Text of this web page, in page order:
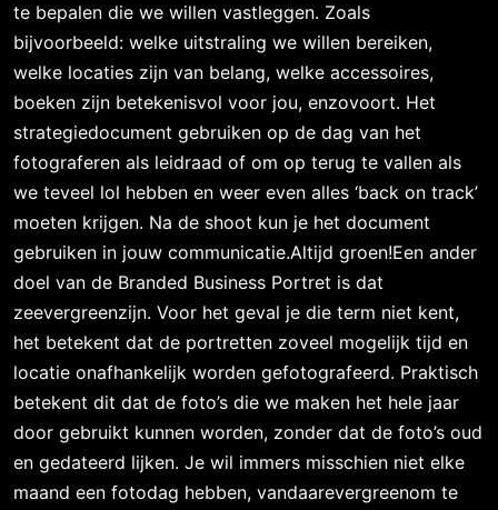
te bepalen die we willen vastleggen. Zoals
bijvoorbeeld: welke uitstraling we willen bereiken,
welke locaties zijn van belang, welke accessoires,
boeken zijn betekenisvol voor jou, enzovoort. Het
strategiedocument gebruiken op de dag van het
fotograferen als leidraad of om op terug te vallen als
we teveel lol hebben en weer even alles ‘back on track’
moeten krijgen. Na de shoot kun je het document
gebruiken in jouw communicatie.Altijd groen!Een ander
doel van de Branded Business Portret is dat
zeevergreenzijn. Voor het geval je die term niet kent,
het betekent dat de portretten zoveel mogelijk tijd en
locatie onafhankelijk worden gefotografeerd. Praktisch
betekent dit dat de foto’s die we maken het hele jaar
door gebruikt kunnen worden, zonder dat de foto’s oud
en gedateerd lijken. Je wil immers misschien niet elke
maand een fotodag hebben, vandaarevergreenom te